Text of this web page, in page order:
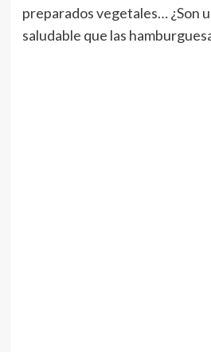
preparados vegetales… ¿Son
saludable que las